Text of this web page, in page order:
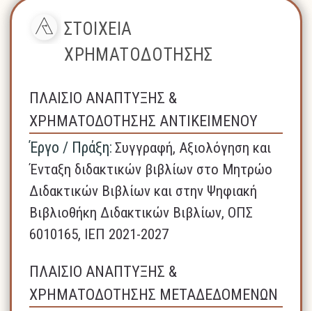
ΣΤΟΙΧΕΙΑ
ΧΡΗΜΑΤΟΔΟΤΗΣΗΣ
ΠΛΑΙΣΙΟ ΑΝΑΠΤΥΞΗΣ &
ΧΡΗΜΑΤΟΔΟΤΗΣΗΣ ΑΝΤΙΚΕΙΜΕΝΟΥ
Έργο / Πράξη: Συγγραφή, Αξιολόγηση και
Ένταξη διδακτικών βιβλίων στο Μητρώο
Διδακτικών Βιβλίων και στην Ψηφιακή
Βιβλιοθήκη Διδακτικών Βιβλίων, ΟΠΣ
6010165, ΙΕΠ 2021-2027
ΠΛΑΙΣΙΟ ΑΝΑΠΤΥΞΗΣ &
ΧΡΗΜΑΤΟΔΟΤΗΣΗΣ ΜΕΤΑΔΕΔΟΜΕΝΩΝ